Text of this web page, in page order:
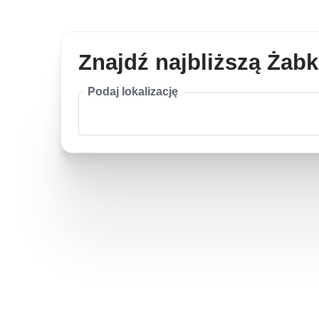
Znajdź najbliższą
Podaj lokalizację